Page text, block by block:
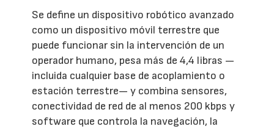
Se define un dispositivo robótico avanzado
como un dispositivo móvil terrestre que
puede funcionar sin la intervención de un
operador humano, pesa más de 4,4 libras —
incluida cualquier base de acoplamiento o
estación terrestre— y combina sensores,
conectividad de red de al menos 200 kbps y
software que controla la navegación, la